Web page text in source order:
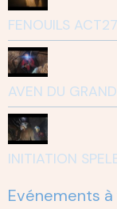
FENOUILS ACT27
AVEN DU
INITIATION
Evénements